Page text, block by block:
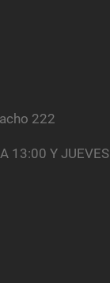
222
13:00 Y JUEVES